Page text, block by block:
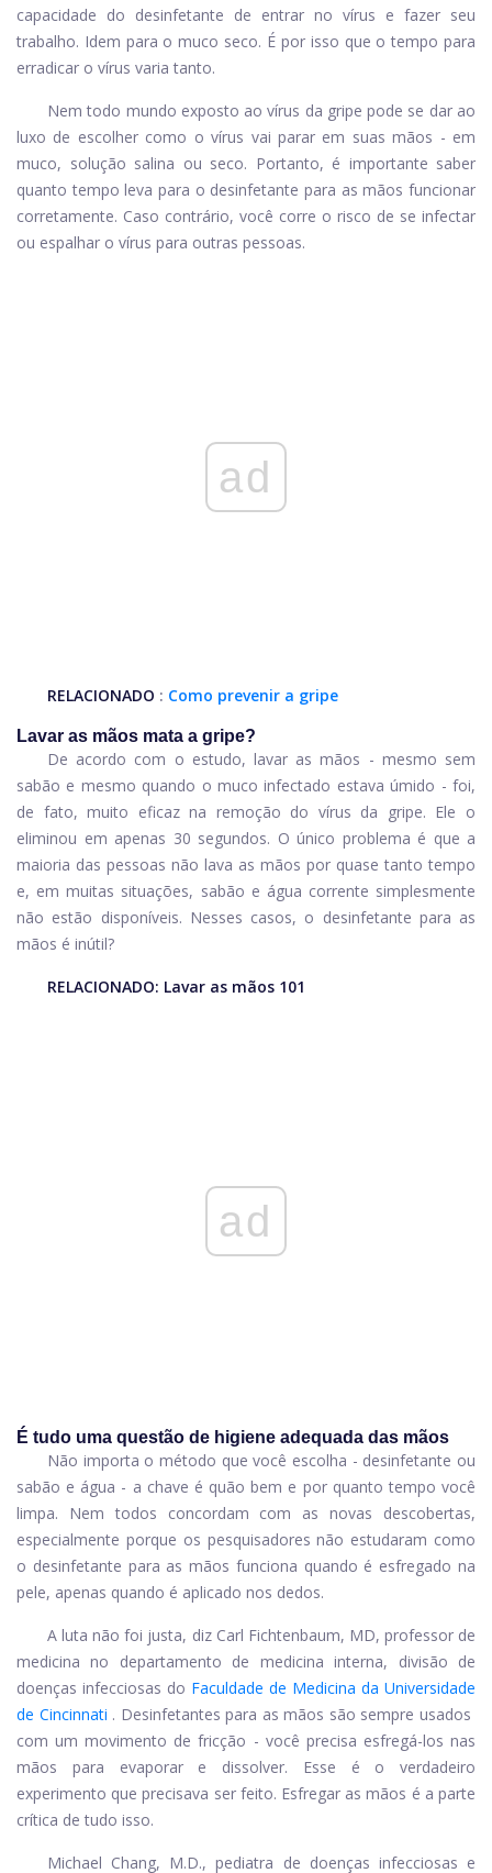
capacidade do desinfetante de entrar no vírus e fazer seu
trabalho. Idem para o muco seco. É por isso que o tempo para
erradicar o vírus varia tanto.
Nem todo mundo exposto ao vírus da gripe pode se dar ao
luxo de escolher como o vírus vai parar em suas mãos - em
muco, solução salina ou seco. Portanto, é importante saber
quanto tempo leva para o desinfetante para as mãos funcionar
corretamente. Caso contrário, você corre o risco de se infectar
ou espalhar o vírus para outras pessoas.
ad
RELACIONADO : Como prevenir a gripe
Lavar as mãos mata a gripe?
De acordo com o estudo, lavar as mãos - mesmo sem
sabão e mesmo quando o muco infectado estava úmido - foi,
de fato, muito eficaz na remoção do vírus da gripe. Ele o
eliminou em apenas 30 segundos. O único problema é que a
maioria das pessoas não lava as mãos por quase tanto tempo
e, em muitas situações, sabão e água corrente simplesmente
não estão disponíveis. Nesses casos, o desinfetante para as
mãos é inútil?
RELACIONADO: Lavar as mãos 101
ad
É tudo uma questão de higiene adequada das mãos
Não importa o método que você escolha - desinfetante ou
sabão e água - a chave é quão bem e por quanto tempo você
limpa. Nem todos concordam com as novas descobertas,
especialmente porque os pesquisadores não estudaram como
o desinfetante para as mãos funciona quando é esfregado na
pele, apenas quando é aplicado nos dedos.
A luta não foi justa, diz Carl Fichtenbaum, MD, professor de
medicina no departamento de medicina interna, divisão de
doenças infecciosas do Faculdade de Medicina da Universidade
de Cincinnati . Desinfetantes para as mãos são sempre usados ​​
com um movimento de fricção - você precisa esfregá-los nas
mãos para evaporar e dissolver. Esse é o verdadeiro
experimento que precisava ser feito. Esfregar as mãos é a parte
crítica de tudo isso.
Michael Chang, M.D., pediatra de doenças infecciosas e